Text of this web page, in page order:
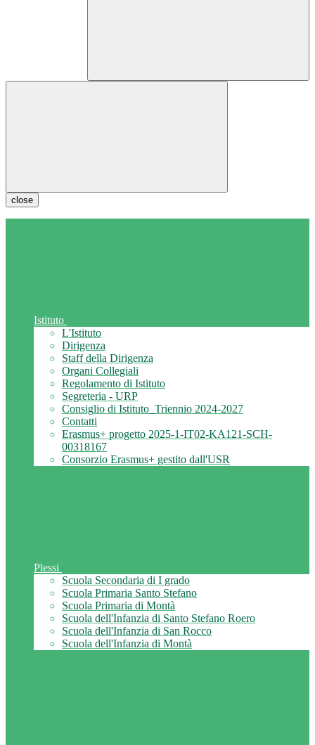
close
Istituto
L'Istituto
Dirigenza
Staff della Dirigenza
Organi Collegiali
Regolamento di Istituto
Segreteria - URP
Consiglio di Istituto_Triennio 2024-2027
Contatti
Erasmus+ progetto 2025-1-IT02-KA121-SCH-
00318167
Consorzio Erasmus+ gestito dall'USR
Plessi
Scuola Secondaria di I grado
Scuola Primaria Santo Stefano
Scuola Primaria di Montà
Scuola dell'Infanzia di Santo Stefano Roero
Scuola dell'Infanzia di San Rocco
Scuola dell'Infanzia di Montà